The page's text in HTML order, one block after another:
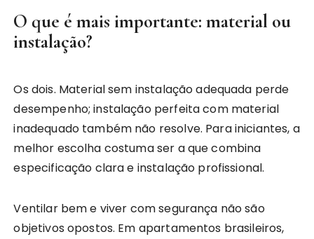
O que é mais importante: material ou
instalação?
Os dois. Material sem instalação adequada perde
desempenho; instalação perfeita com material
inadequado também não resolve. Para iniciantes, a
melhor escolha costuma ser a que combina
especificação clara e instalação profissional.
Ventilar bem e viver com segurança não são
objetivos opostos. Em apartamentos brasileiros,